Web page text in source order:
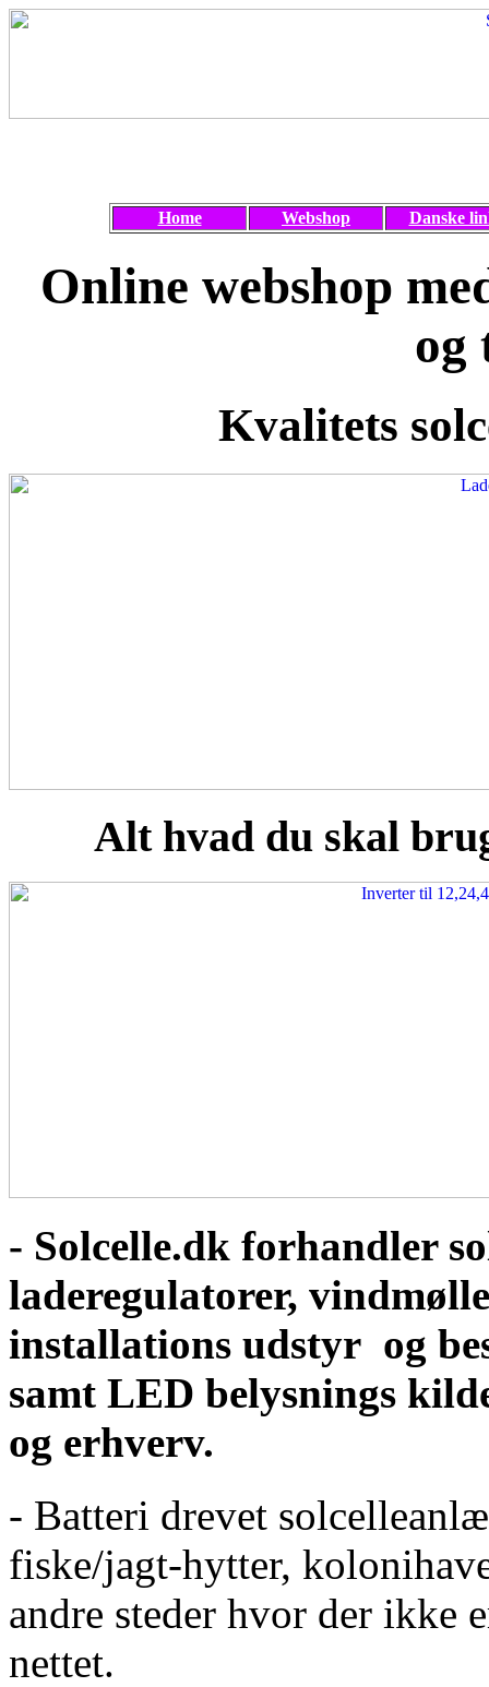
Home Webshop Danske
Online webshop
og
Kvalitets
Alt hvad du skal
- Solcelle.dk forhandler
laderegulatorer,
installations udstyr og
samt LED belysnings
og erhverv.
- Batteri drevet
fiske/jagt-hytter,
andre steder hvor der ikke
nettet.